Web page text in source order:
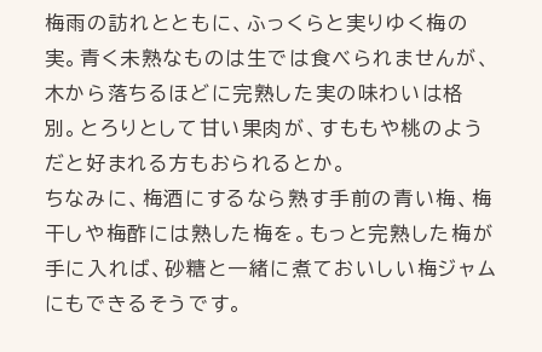
梅雨の訪れとともに、ふっくらと実りゆく梅の
実。青く未熟なものは生では食べられませんが、
木から落ちるほどに完熟した実の味わいは格
別。とろりとして甘い果肉が、すももや桃のよう
だと好まれる方もおられるとか。
ちなみに、梅酒にするなら熟す手前の青い梅、梅
干しや梅酢には熟した梅を。もっと完熟した梅が
手に入れば、砂糖と一緒に煮ておいしい梅ジャム
にもできるそうです。